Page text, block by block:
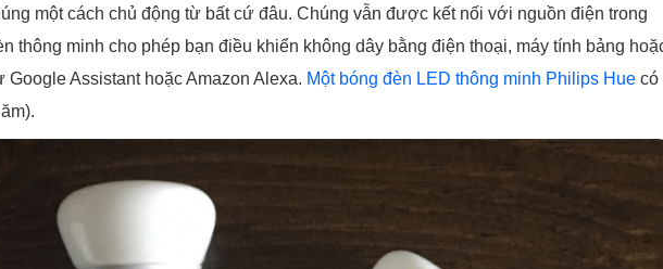
một cách chủ động từ bất cứ đâu. Chúng vẫn được kết nối với nguồn điện trong
thông minh cho phép bạn điều khiển không dây bằng điện thoại, máy tính bảng
Assistant hoặc Amazon Alexa. Một bóng đèn LED thông minh Philips Hue có